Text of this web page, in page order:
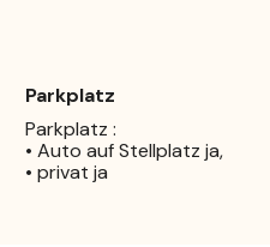
Parkplatz
Parkplatz :
• Auto auf Stellplatz ja,
• privat ja